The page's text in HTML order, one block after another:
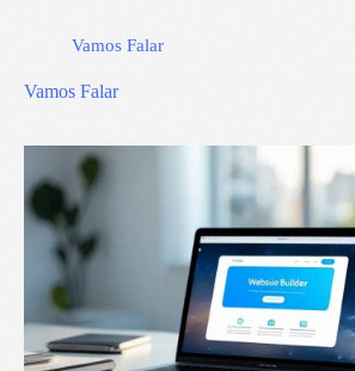
Vamos Falar
Vamos Falar